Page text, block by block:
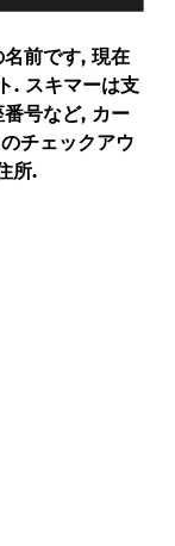
前です, 現在
. スキマーは支
号など, カー
チェックアウ
所.